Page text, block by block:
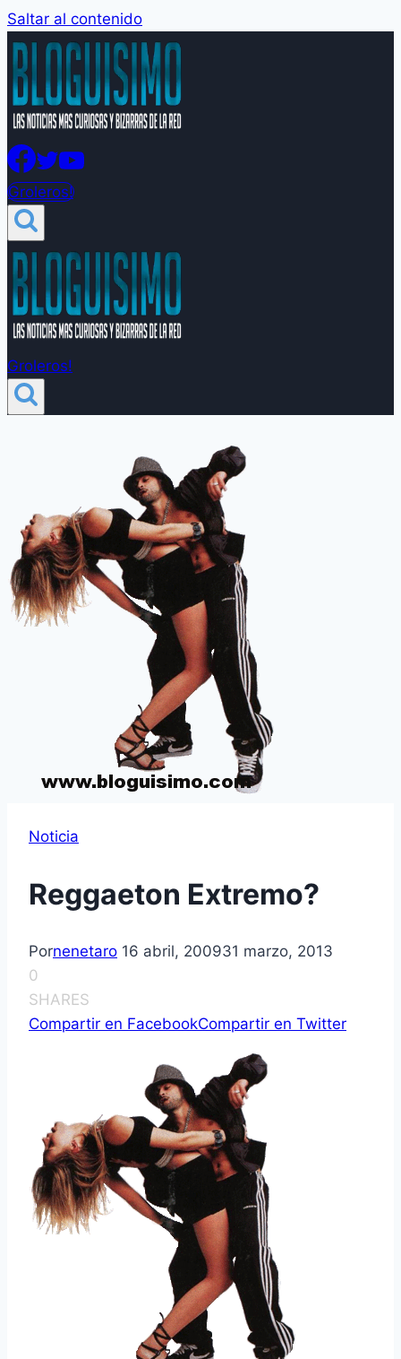
Saltar al contenido
Groleros!
Groleros!
Noticia
Reggaeton Extremo?
Pornenetaro 16 abril, 200931 marzo, 2013
0
SHARES
Compartir en FacebookCompartir en Twitter